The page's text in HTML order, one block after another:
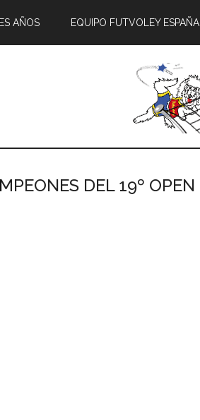
AÑOS EQUIPO FUTVOLEY ESPAÑA
DEL 19º OPEN